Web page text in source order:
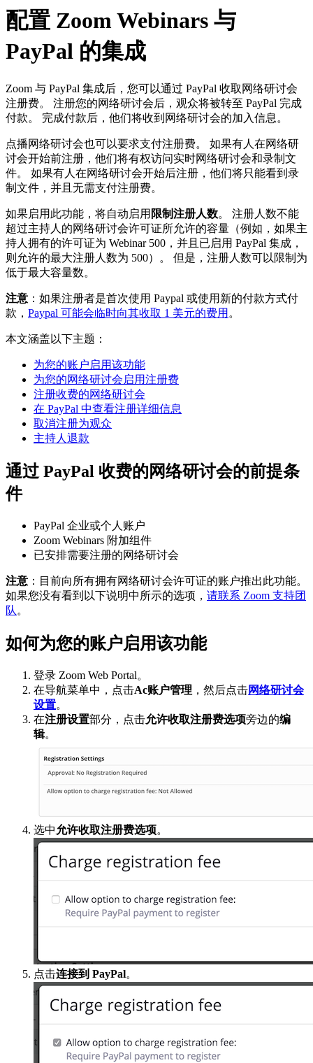
配置 Zoom Webinars 与
PayPal 的集成
Zoom 与 PayPal 集成后，您可以通过 PayPal 收取网络研讨会
注册费。 注册您的网络研讨会后，观众将被转至 PayPal 完成
付款。 完成付款后，他们将收到网络研讨会的加入信息。
点播网络研讨会也可以要求支付注册费。 如果有人在网络研
讨会开始前注册，他们将有权访问实时网络研讨会和录制文
件。 如果有人在网络研讨会开始后注册，他们将只能看到录
制文件，并且无需支付注册费。
如果启用此功能，将自动启用 限制注册人数。 注册人数不能
超过主持人的网络研讨会许可证所允许的容量（例如，如果主
持人拥有的许可证为 Webinar 500，并且已启用 PayPal 集成，
则允许的最大注册人数为 500）。 但是，注册人数可以限制为
低于最大容量数。
注意 ：如果注册者是首次使用 Paypal 或使用新的付款方式付
款， Paypal 可能会临时向其收取 1 美元的费用 。
本文涵盖以下主题：
为您的账户启用该功能
为您的网络研讨会启用注册费
注册收费的网络研讨会
在 PayPal 中查看注册详细信息
取消注册为观众
主持人退款
通过 PayPal 收费的网络研讨会的前提条
件
PayPal 企业或个人账户
Zoom Webinars 附加组件
已安排需要注册的网络研讨会
注意 ：目前向所有拥有网络研讨会许可证的账户推出此功能。
如果您没有看到以下说明中所示的选项， 请联系 Zoom 支持团
队 。
如何为您的账户启用该功能
登录 Zoom Web Portal。
在导航菜单中，点击Ac账户管理 ，然后点击网络研讨会
设置。
在注册设置部分，点击允许收取注册费选项旁边的编
辑。
选中 允许收取注册费选项。
点击连接到 PayPal。